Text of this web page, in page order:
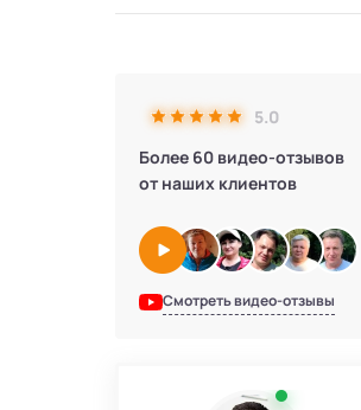
5.0
Более 60 видео-отзывов
от наших клиентов
Смотреть видео-отзывы